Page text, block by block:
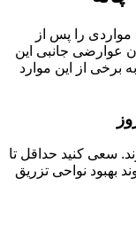
را پس از
عوارضی جانبی این
برخی از این موارد
سعی کنید حداقل تا
بهبود نواحی تزریق